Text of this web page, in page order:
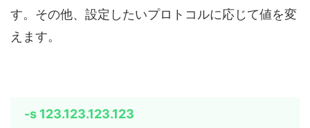
す。その他、設定したいプロトコルに応じて値を変
えます。
-s 123.123.123.123